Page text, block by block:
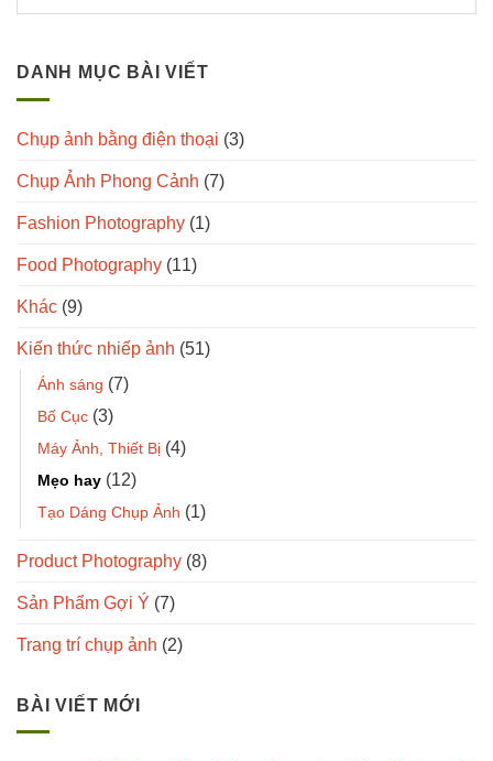
DANH MỤC BÀI VIẾT
Chụp ảnh bằng điện thoại (3)
Chụp Ảnh Phong Cảnh (7)
Fashion Photography (1)
Food Photography (11)
Khác (9)
Kiến thức nhiếp ảnh (51)
Ánh sáng (7)
Bố Cục (3)
Máy Ảnh, Thiết Bị (4)
Mẹo hay (12)
Tạo Dáng Chụp Ảnh (1)
Product Photography (8)
Sản Phẩm Gợi Ý (7)
Trang trí chụp ảnh (2)
BÀI VIẾT MỚI